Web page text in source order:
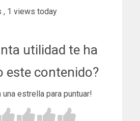
, 1 views today
utilidad te ha
este contenido?
una estrella para puntuar!